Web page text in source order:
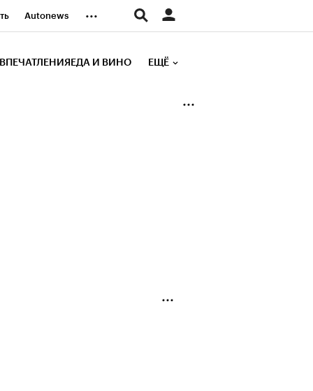
Autonews ...
ВПЕЧАТЛЕНИЯ ЕДА И ВИНО ЕЩЁ